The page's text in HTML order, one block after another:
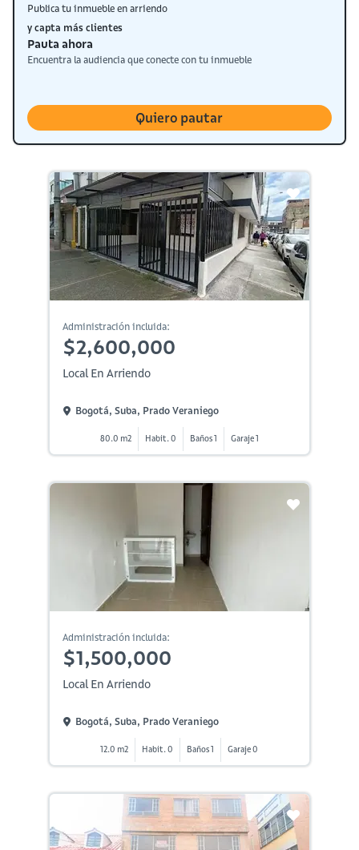
Publica tu inmueble en arriendo
y capta más clientes
Pauta ahora
Encuentra la audiencia que conecte con tu inmueble
Quiero pautar
Administración incluida:
$2,600,000
Local En Arriendo
Bogotá, Suba, Prado Veraniego
80.0 m2 Habit. 0 Baños 1 Garaje 1
Administración incluida:
$1,500,000
Local En Arriendo
Bogotá, Suba, Prado Veraniego
12.0 m2 Habit. 0 Baños 1 Garaje 0